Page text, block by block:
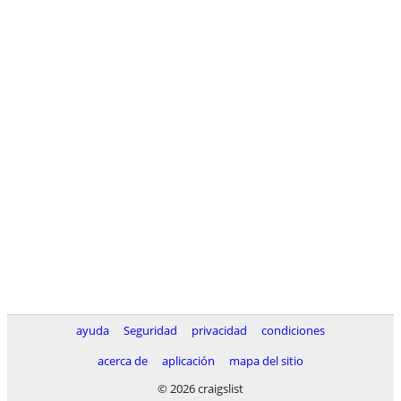
ayuda Seguridad privacidad
condiciones
acerca de
aplicación
mapa del sitio
© 2026 craigslist